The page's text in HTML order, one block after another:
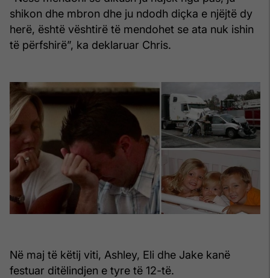
shikon dhe mbron dhe ju ndodh diçka e njëjtë dy
herë, është vështirë të mendohet se ata nuk ishin
të përfshirë”, ka deklaruar Chris.
Në maj të këtij viti, Ashley, Eli dhe Jake kanë
festuar ditëlindjen e tyre të 12-të.